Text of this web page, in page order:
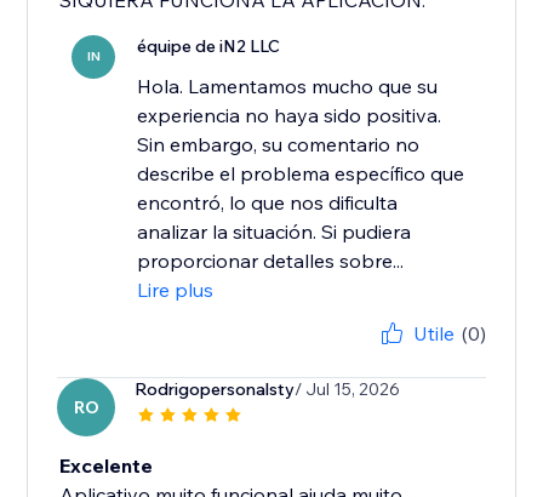
IN équipe de iN2 LLC
Hola. Lamentamos mucho que su
experiencia no haya sido positiva.
Sin embargo, su comentario no
describe el problema específico que
encontró, lo que nos dificulta
analizar la situación. Si pudiera
proporcionar detalles sobre...
Lire plus
Utile (0)
RO
Rodrigopersonalsty/ Jul 15, 2026
Excelente